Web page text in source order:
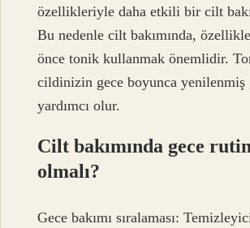
özellikleriyle daha etkili bir cilt
Bu nedenle cilt bakımında,
önce tonik kullanmak önemlidir.
cildinizin gece boyunca yenilenmiş
yardımcı olur.
Cilt bakımında gece
olmalı?
Gece bakımı sıralaması: